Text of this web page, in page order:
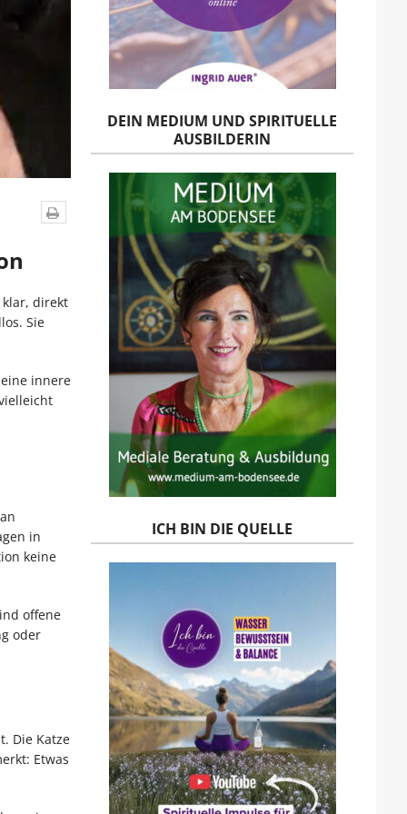
direkt
Sie
innere
in
keine
offene
oder
Die Katze
Etwas
DEIN MEDIUM UND SPIRITUELLE
AUSBILDERIN
ICH BIN DIE QUELLE